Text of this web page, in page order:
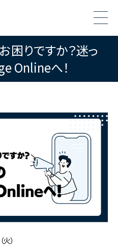
困りですか？迷っ
Onlineへ！
）